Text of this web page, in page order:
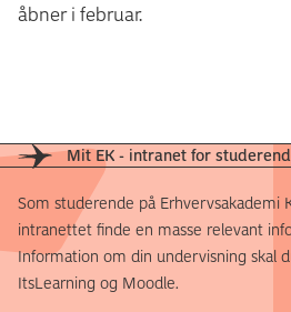
åbner i februar.
Mit EK - intranet for
Som studerende på Erhvervsakademi
intranettet finde en masse relevant
Information om din undervisning skal
ItsLearning og Moodle.